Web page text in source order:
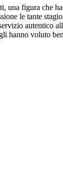
figura che
le tante
autentico
hanno voluto